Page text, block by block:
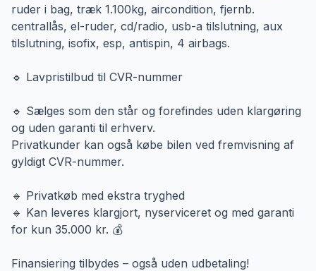
ruder i bag, træk 1.100kg, aircondition, fjernb.
centrallås, el-ruder, cd/radio, usb-a tilslutning, aux
tilslutning, isofix, esp, antispin, 4 airbags.
🔹 Lavpristilbud til CVR-nummer
🔹 Sælges som den står og forefindes uden klargøring
og uden garanti til erhverv.
Privatkunder kan også købe bilen ved fremvisning af
gyldigt CVR-nummer.
🔹 Privatkøb med ekstra tryghed
🔹 Kan leveres klargjort, nyserviceret og med garanti
for kun 35.000 kr. 💰
Finansiering tilbydes – også uden udbetaling!